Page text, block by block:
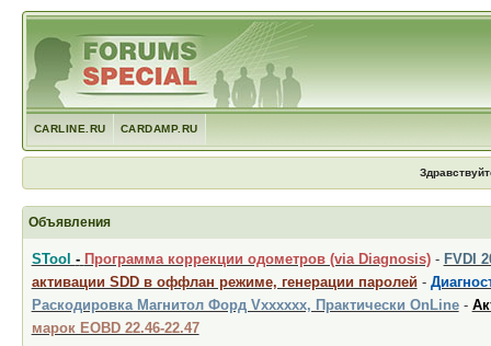
CARLINE.RU CARDAMP.RU
Объявления
STool - Программа коррекции одометров (via Diagnosis)- FVDI
активации SDD в оффлан режиме, генерации паролей -
Раскодировка Магнитол Форд Vxxxxxx, Практически OnLine-
марок EOBD 22.46-22.47